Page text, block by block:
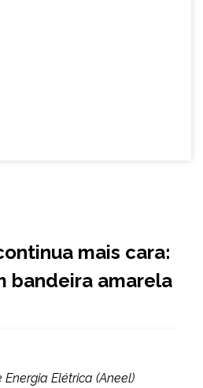
mais cara:
bandeira amarela
Elétrica (Aneel)